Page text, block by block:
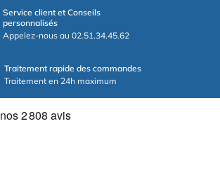
Service client et Conseils
personnalisés
Appelez-nous au 02.51.34.45.62
Traitement rapide des commandes
Traitement en 24h maximum